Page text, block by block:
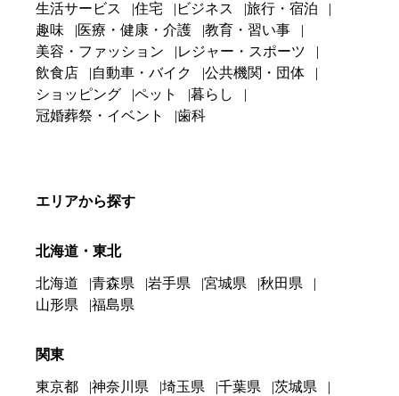
生活サービス 住宅 ビジネス
旅行・宿泊
趣味
医療・健康・介護
教育・習い事
美容・ファッション
レジャー・スポーツ
飲食店
自動車・バイク
公共機関・団体
ショッピング
ペット
暮らし
冠婚葬祭・イベント
歯科
エリアから探す
北海道・東北
北海道 青森県 岩手県 宮城県
秋田県
山形県
福島県
関東
東京都 神奈川県 埼玉県 千葉県
茨城県